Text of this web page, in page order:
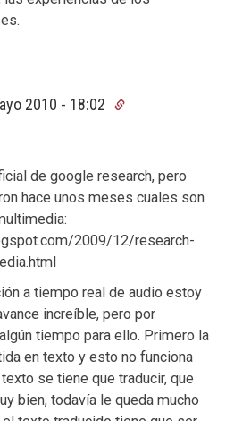
2010 - 18:02
de google research, pero
hace unos meses cuales son
2009/12/research-
a tiempo real de audio estoy
increíble, pero por
tiempo para ello. Primero la
en texto y esto no funciona
se tiene que traducir, que
bien, todavía le queda mucho